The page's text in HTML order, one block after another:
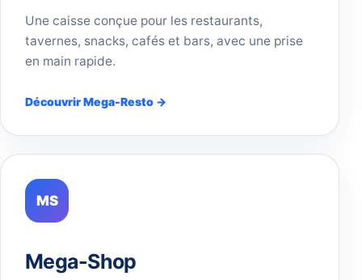
Une caisse conçue pour les restaurants,
tavernes, snacks, cafés et bars, avec une prise
en main rapide.
Découvrir Mega-Resto →
MS
Mega-Shop